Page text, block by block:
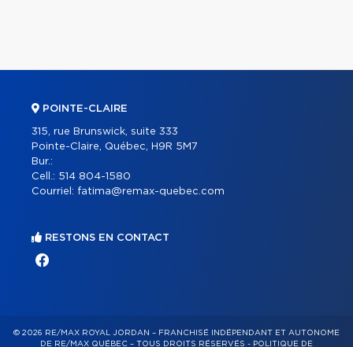
POINTE-CLAIRE
315, rue Brunswick, suite 333
Pointe-Claire, Québec, H9R 5M7
Bur.:
Cell.: 514 804-1580
Courriel: fatima@remax-quebec.com
RESTONS EN CONTACT
© 2026 RE/MAX ROYAL JORDAN – FRANCHISÉ INDÉPENDANT ET AUTONOME
DE RE/MAX QUÉBEC – TOUS DROITS RÉSERVÉS - POLITIQUE DE